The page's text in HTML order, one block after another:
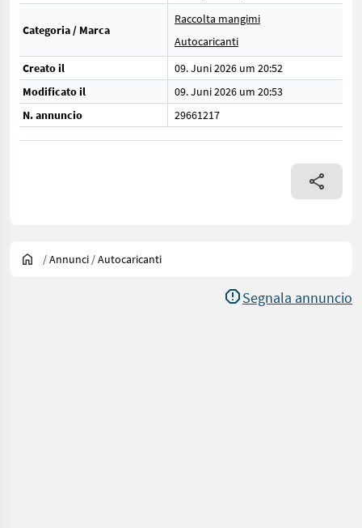
Categoria / Marca
Raccolta mangimi
Autocaricanti
Creato il
09. Juni 2026 um 20:52
Modificato il
09. Juni 2026 um 20:53
N. annuncio
29661217
/Annunci /Autocaricanti
Segnala annuncio